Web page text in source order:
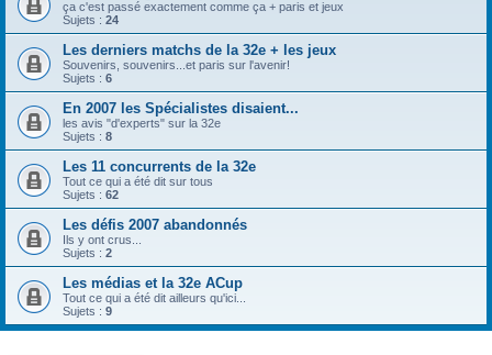
ça c'est passé exactement comme ça + paris et jeux
Sujets : 24
Les derniers matchs de la 32e + les jeux
Souvenirs, souvenirs...et paris sur l'avenir!
Sujets : 6
En 2007 les Spécialistes disaient...
les avis "d'experts" sur la 32e
Sujets : 8
Les 11 concurrents de la 32e
Tout ce qui a été dit sur tous
Sujets : 62
Les défis 2007 abandonnés
Ils y ont crus...
Sujets : 2
Les médias et la 32e ACup
Tout ce qui a été dit ailleurs qu'ici...
Sujets : 9